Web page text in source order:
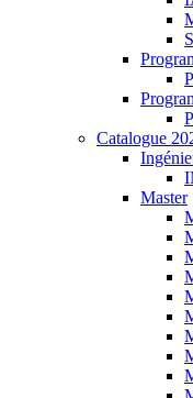
Catalogue
Master